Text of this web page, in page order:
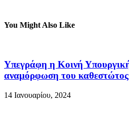
You Might Also Like
Υπεγράφη η Κοινή
αναμόρφωση του
14 Ιανουαρίου, 2024